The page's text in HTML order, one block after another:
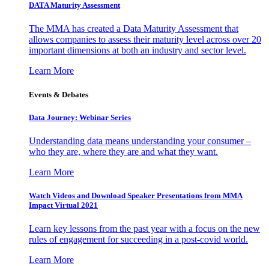
DATA Maturity Assessment
The MMA has created a Data Maturity Assessment that
allows companies to assess their maturity level across over 20
important dimensions at both an industry and sector level.
Learn More
Events & Debates
Data Journey: Webinar Series
Understanding data means understanding your consumer –
who they are, where they are and what they want.
Learn More
Watch Videos and Download Speaker Presentations from MMA
Impact Virtual 2021
Learn key lessons from the past year with a focus on the new
rules of engagement for succeeding in a post-covid world.
Learn More